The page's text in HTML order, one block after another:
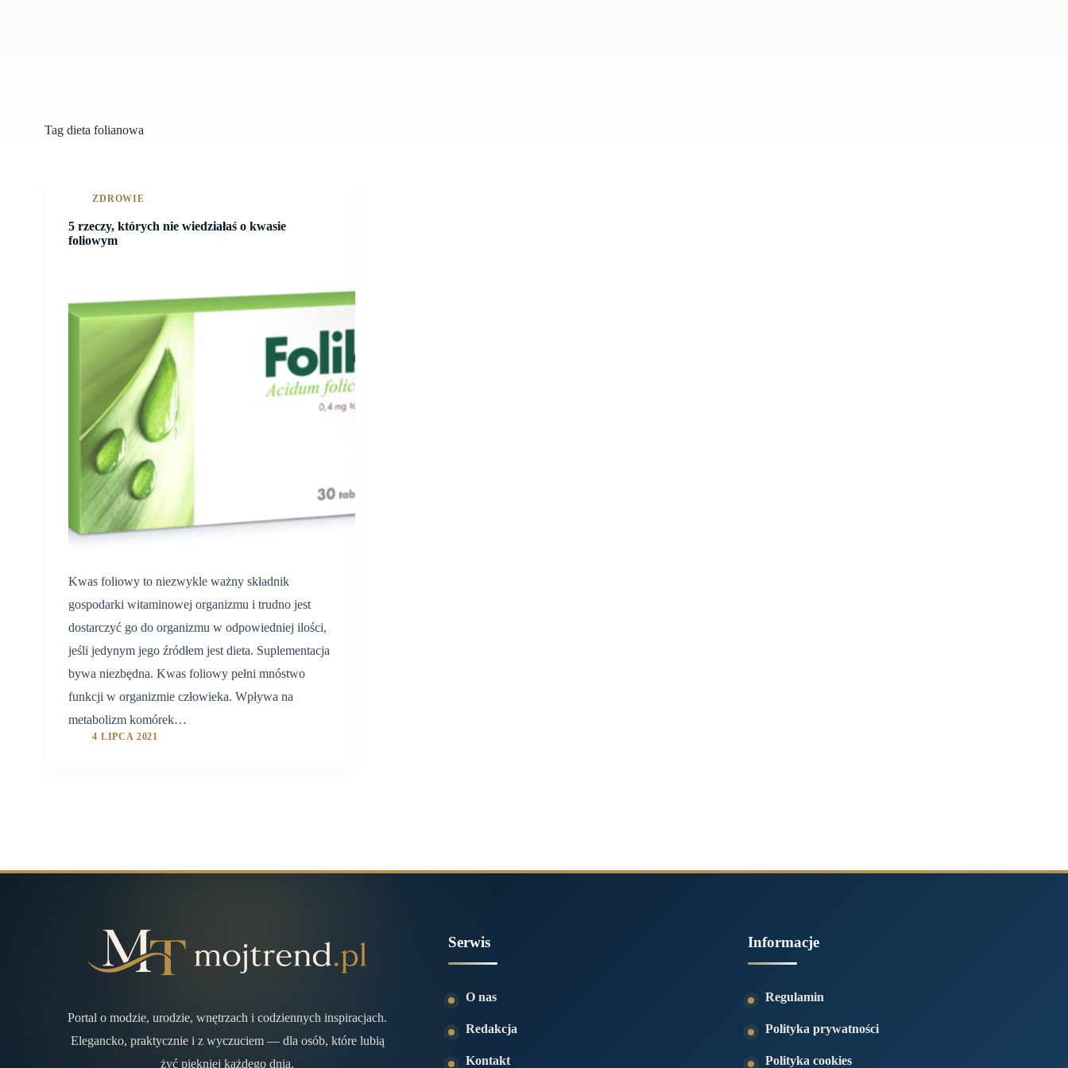
Tag dieta folianowa
ZDROWIE
5 rzeczy, których nie wiedziałaś o kwasie
foliowym
Kwas foliowy to niezwykle ważny składnik
gospodarki witaminowej organizmu i trudno jest
dostarczyć go do organizmu w odpowiedniej ilości,
jeśli jedynym jego źródłem jest dieta. Suplementacja
bywa niezbędna. Kwas foliowy pełni mnóstwo
funkcji w organizmie człowieka. Wpływa na
metabolizm komórek…
4 LIPCA 2021
Portal o modzie, urodzie, wnętrzach i codziennych inspiracjach.
Elegancko, praktycznie i z wyczuciem — dla osób, które lubią
żyć piękniej każdego dnia.
Serwis
O nas
Redakcja
Kontakt
Informacje
Regulamin
Polityka prywatności
Polityka cookies